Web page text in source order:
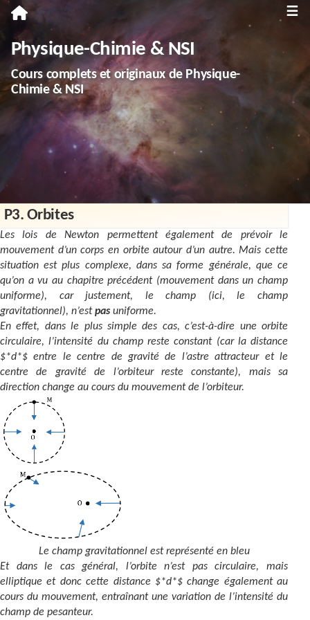
≡
Première
Spécialité Physique-Chimie
Enseignement scientifique
Terminale
Spécialité Physique-Chimie
Enseignement scientifique
Troisième
Annales
Divers
Contact
Physique-Chimie & NSI
Cours complets et originaux de Physique-
Chimie & NSI
P3. Orbites
Les lois de Newton permettent également de prévoir le
mouvement d’un corps en orbite autour d’un autre. Mais cette
situation est plus complexe, dans sa forme générale, que ce
qu’on a vu au chapitre précédent (mouvement dans un champ
uniforme), car justement, le champ (ici, le champ
gravitationnel), n’estpas uniforme.
En effet, dans le plus simple des cas, c’est-à-dire une orbite
circulaire, l’intensité du champ reste constant (car la distance
$*d*$ entre le centre de gravité de l’astre attracteur et le
centre de gravité de l’orbiteur reste constante), mais sa
direction change au cours du mouvement de l’orbiteur.
Le champ gravitationnel est représenté en bleu
Et dans le cas général, l’orbite n’est pas circulaire, mais
elliptique et donc cette distance $*d*$ change également au
cours du mouvement, entraînant une variation de l’intensité du
champ de pesanteur.